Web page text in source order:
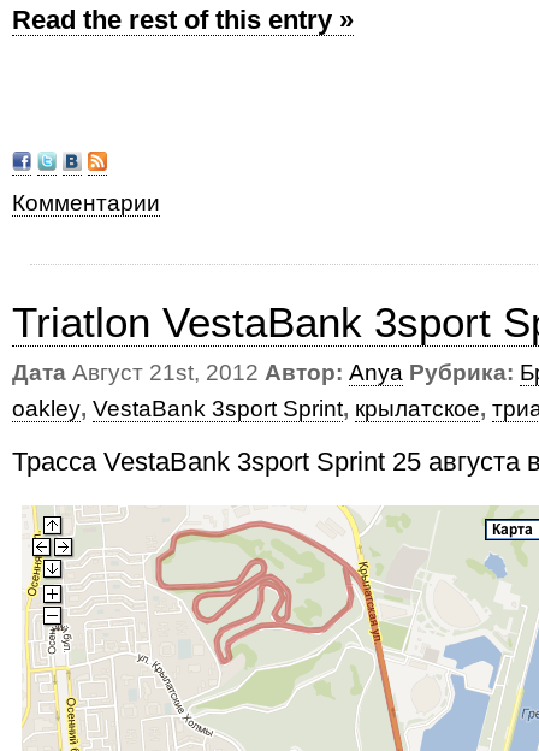
Read the rest of this entry »
Комментарии
Triatlon VestaBank 3sport
Дата Август 21st, 2012 Автор: Anya Рубрика:
oakley, VestaBank 3sport Sprint, крылатское,
Трасса VestaBank 3sport Sprint 25 августа